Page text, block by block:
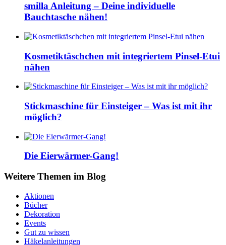
smilla Anleitung – Deine individuelle
Bauchtasche nähen!
Kosmetiktäschchen mit integriertem Pinsel-Etui
nähen
Stickmaschine für Einsteiger – Was ist mit ihr
möglich?
Die Eierwärmer-Gang!
Weitere Themen im Blog
Aktionen
Bücher
Dekoration
Events
Gut zu wissen
Häkelanleitungen